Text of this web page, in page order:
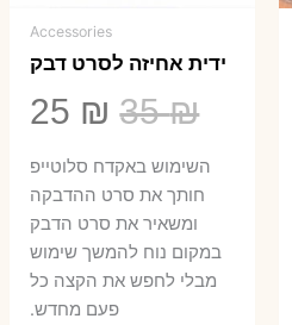
הנוכחי
Accessories
ידית אחיזה לסרט דבק
35₪
המחיר
המקורי
היה:
35 ₪.
25 ₪
₪.
השימוש באקדח סלוטייפ
חותך את סרט ההדבקה
ומשאיר את סרט הדבק
במקום נוח להמשך שימוש
מבלי לחפש את הקצה כל
פעם מחדש.